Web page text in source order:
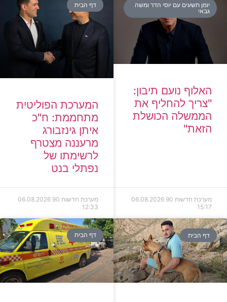
יומן תשעים עם יוסי הדר ומשה
גבאי
האלוף נועם תיבון:
"צריך להחליף את
הממשלה הכושלת
הזאת"
מערכת חדשות 90
06.08.2026
15:17
דף הבית
המערכת הפוליטית
מתחממת: ח"כ
איתן גינזבורג
מרעננה מצטרף
לרשימתו של
נפתלי בנט
מערכת חדשות 90
06.08.2026
12:33
דף הבית דף הבית